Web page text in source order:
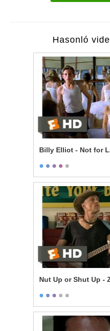
Hasonló
Billy Elliot - Not for
Nut Up or Shut Up -